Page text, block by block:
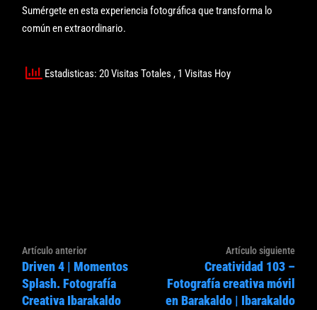
Sumérgete en esta experiencia fotográfica que transforma lo
común en extraordinario.
Estadisticas: 20 Visitas Totales, 1 Visitas Hoy
Navegación
de
entradas
Artículo anteriorArtículo
anterior:
Driven 4 | Momentos
Splash. Fotografía
Creativa Ibarakaldo
Artículo siguiente
Creatividad 103 –
Fotografía creativa móvil
en Barakaldo | Ibarakaldo